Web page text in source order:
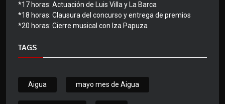
*17 horas: Actuación de Luis Villa y La Barca
*18 horas: Clausura del concurso y entrega de premios
*20 horas: Cierre musical con Iza Papuza
TAGS
Aigua mayo mes de Aigua